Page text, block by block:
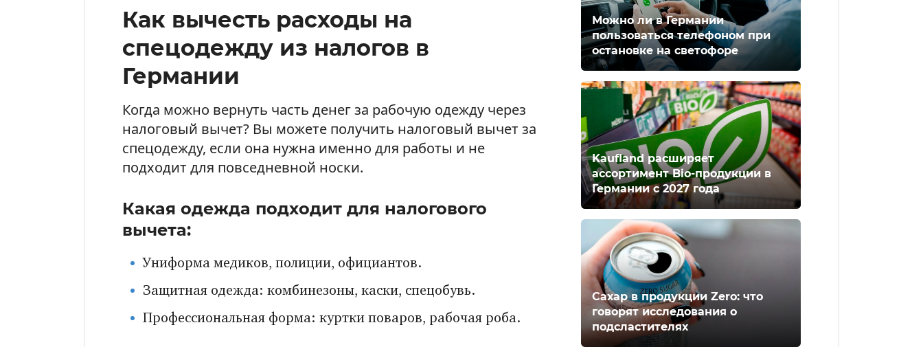
Как вычесть расходы на
спецодежду из налогов в
Германии
Когда можно вернуть часть денег за рабочую одежду через
налоговый вычет? Вы можете получить налоговый вычет за
спецодежду, если она нужна именно для работы и не
подходит для повседневной носки.
Какая одежда подходит для налогового
вычета:
Униформа медиков, полиции, официантов.
Защитная одежда: комбинезоны, каски, спецобувь.
Профессиональная форма: куртки поваров, рабочая роба.
Можно ли в Германии
пользоваться телефоном при
остановке на светофоре
Kaufland расширяет
ассортимент Bio-продукции в
Германии с 2027 года
Сахар в продукции Zero: что
говорят исследования о
подсластителях